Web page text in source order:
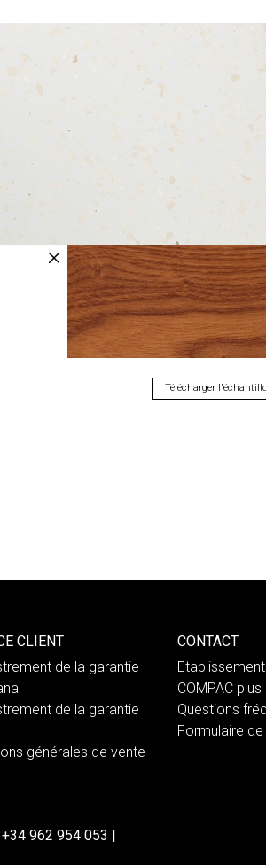
Cerrar
Télécharger
CLIENT
de la garantie
de la garantie
générales de vente
CONTACT
COMPAC plus
Questions
Formulaire
+34 962 954 053